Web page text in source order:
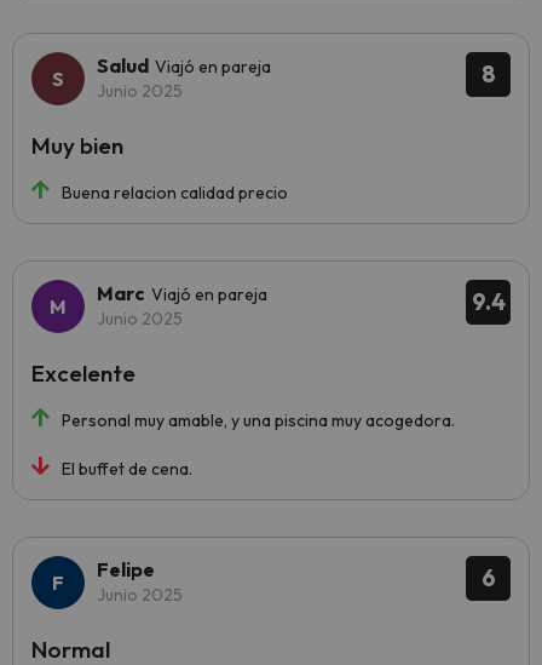
8
Salud Viajó en pareja
Junio 2025
Buena relacion calidad precio
Muy bien
9.4
Marc Viajó en pareja
Junio 2025
Personal muy amable, y una piscina muy acogedora.
El buffet de cena.
Excelente
6
Felipe
Junio 2025
Normal